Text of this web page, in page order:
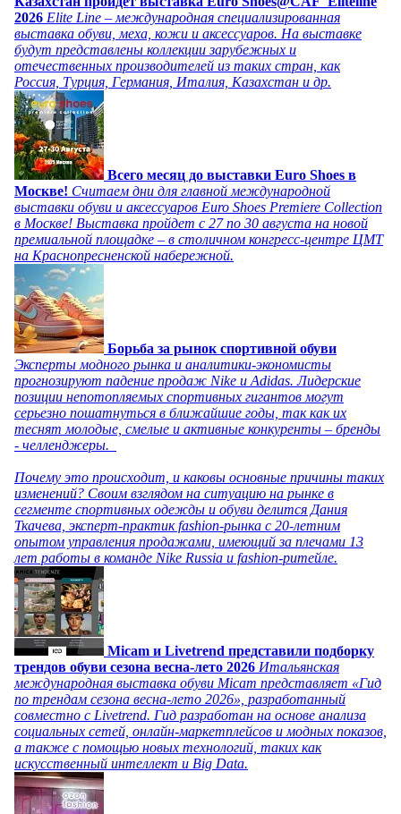
2026 Elite Line – международная специализированная
выставка обуви, меха, кожи и аксессуаров. На выставке
будут представлены коллекции зарубежных и
отечественных производителей из таких стран, как
Россия, Турция, Германия, Италия, Казахстан и др.
Всего месяц до выставки Euro Shoes в
Москве! Считаем дни для главной международной
выставки обуви и аксессуаров Euro Shoes Premiere Collection
в Москве! Выставка пройдет с 27 по 30 августа на новой
премиальной площадке – в столичном конгресс-центре ЦМТ
на Краснопресненской набережной.
Борьба за рынок спортивной обуви
Эксперты модного рынка и аналитики-экономисты
прогнозируют падение продаж Nike и Adidas. Лидерские
позиции непотопляемых спортивных гигантов могут
серьезно пошатнуться в ближайшие годы, так как их
теснят молодые, смелые и активные конкуренты – бренды
- челленджеры.
Почему это происходит, и каковы основные причины таких
изменений? Своим взглядом на ситуацию на рынке в
сегменте спортивных одежды и обуви делится Дания
Ткачева, эксперт-практик fashion-рынка с 20-летним
опытом управления продажами, имеющий за плечами 13
лет работы в команде Nike Russia и fashion-ритейле.
Micam и Livetrend представили подборку
трендов обуви сезона весна-лето 2026 Итальянская
международная выставка обуви Micam представляет «Гид
по трендам сезона весна-лето 2026», разработанный
совместно с Livetrend. Гид разработан на основе анализа
социальных сетей, онлайн-маркетплейсов и модных показов,
а также с помощью новых технологий, таких как
искусственный интеллект и Big Data.